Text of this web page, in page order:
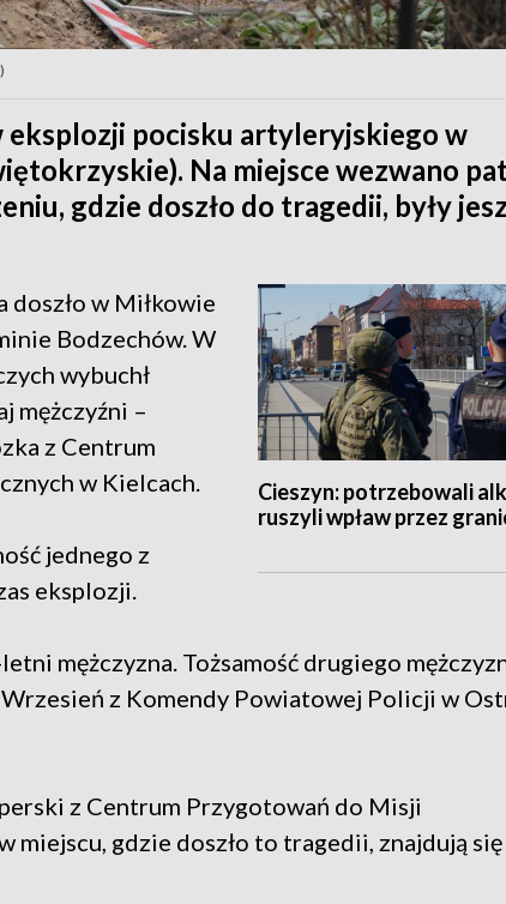
eksplozji pocisku artyleryjskiego w
Na miejsce wezwano
gdzie doszło do tragedii, były
Cieszyn: potrzebowali
ruszyli wpław przez
w Miłkowie
Bodzechów. W
wybuchł
mężczyźni –
z Centrum
w Kielcach.
jednego z
eksplozji.
mężczyzna. Tożsamość drugiego
z Komendy Powiatowej Policji w
z Centrum Przygotowań do Misji
miejscu, gdzie doszło to tragedii, znajdują